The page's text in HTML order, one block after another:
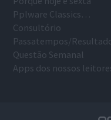
Pplware Classics…
Consultório
Passatempos/
Questão Semanal
Apps dos nossos